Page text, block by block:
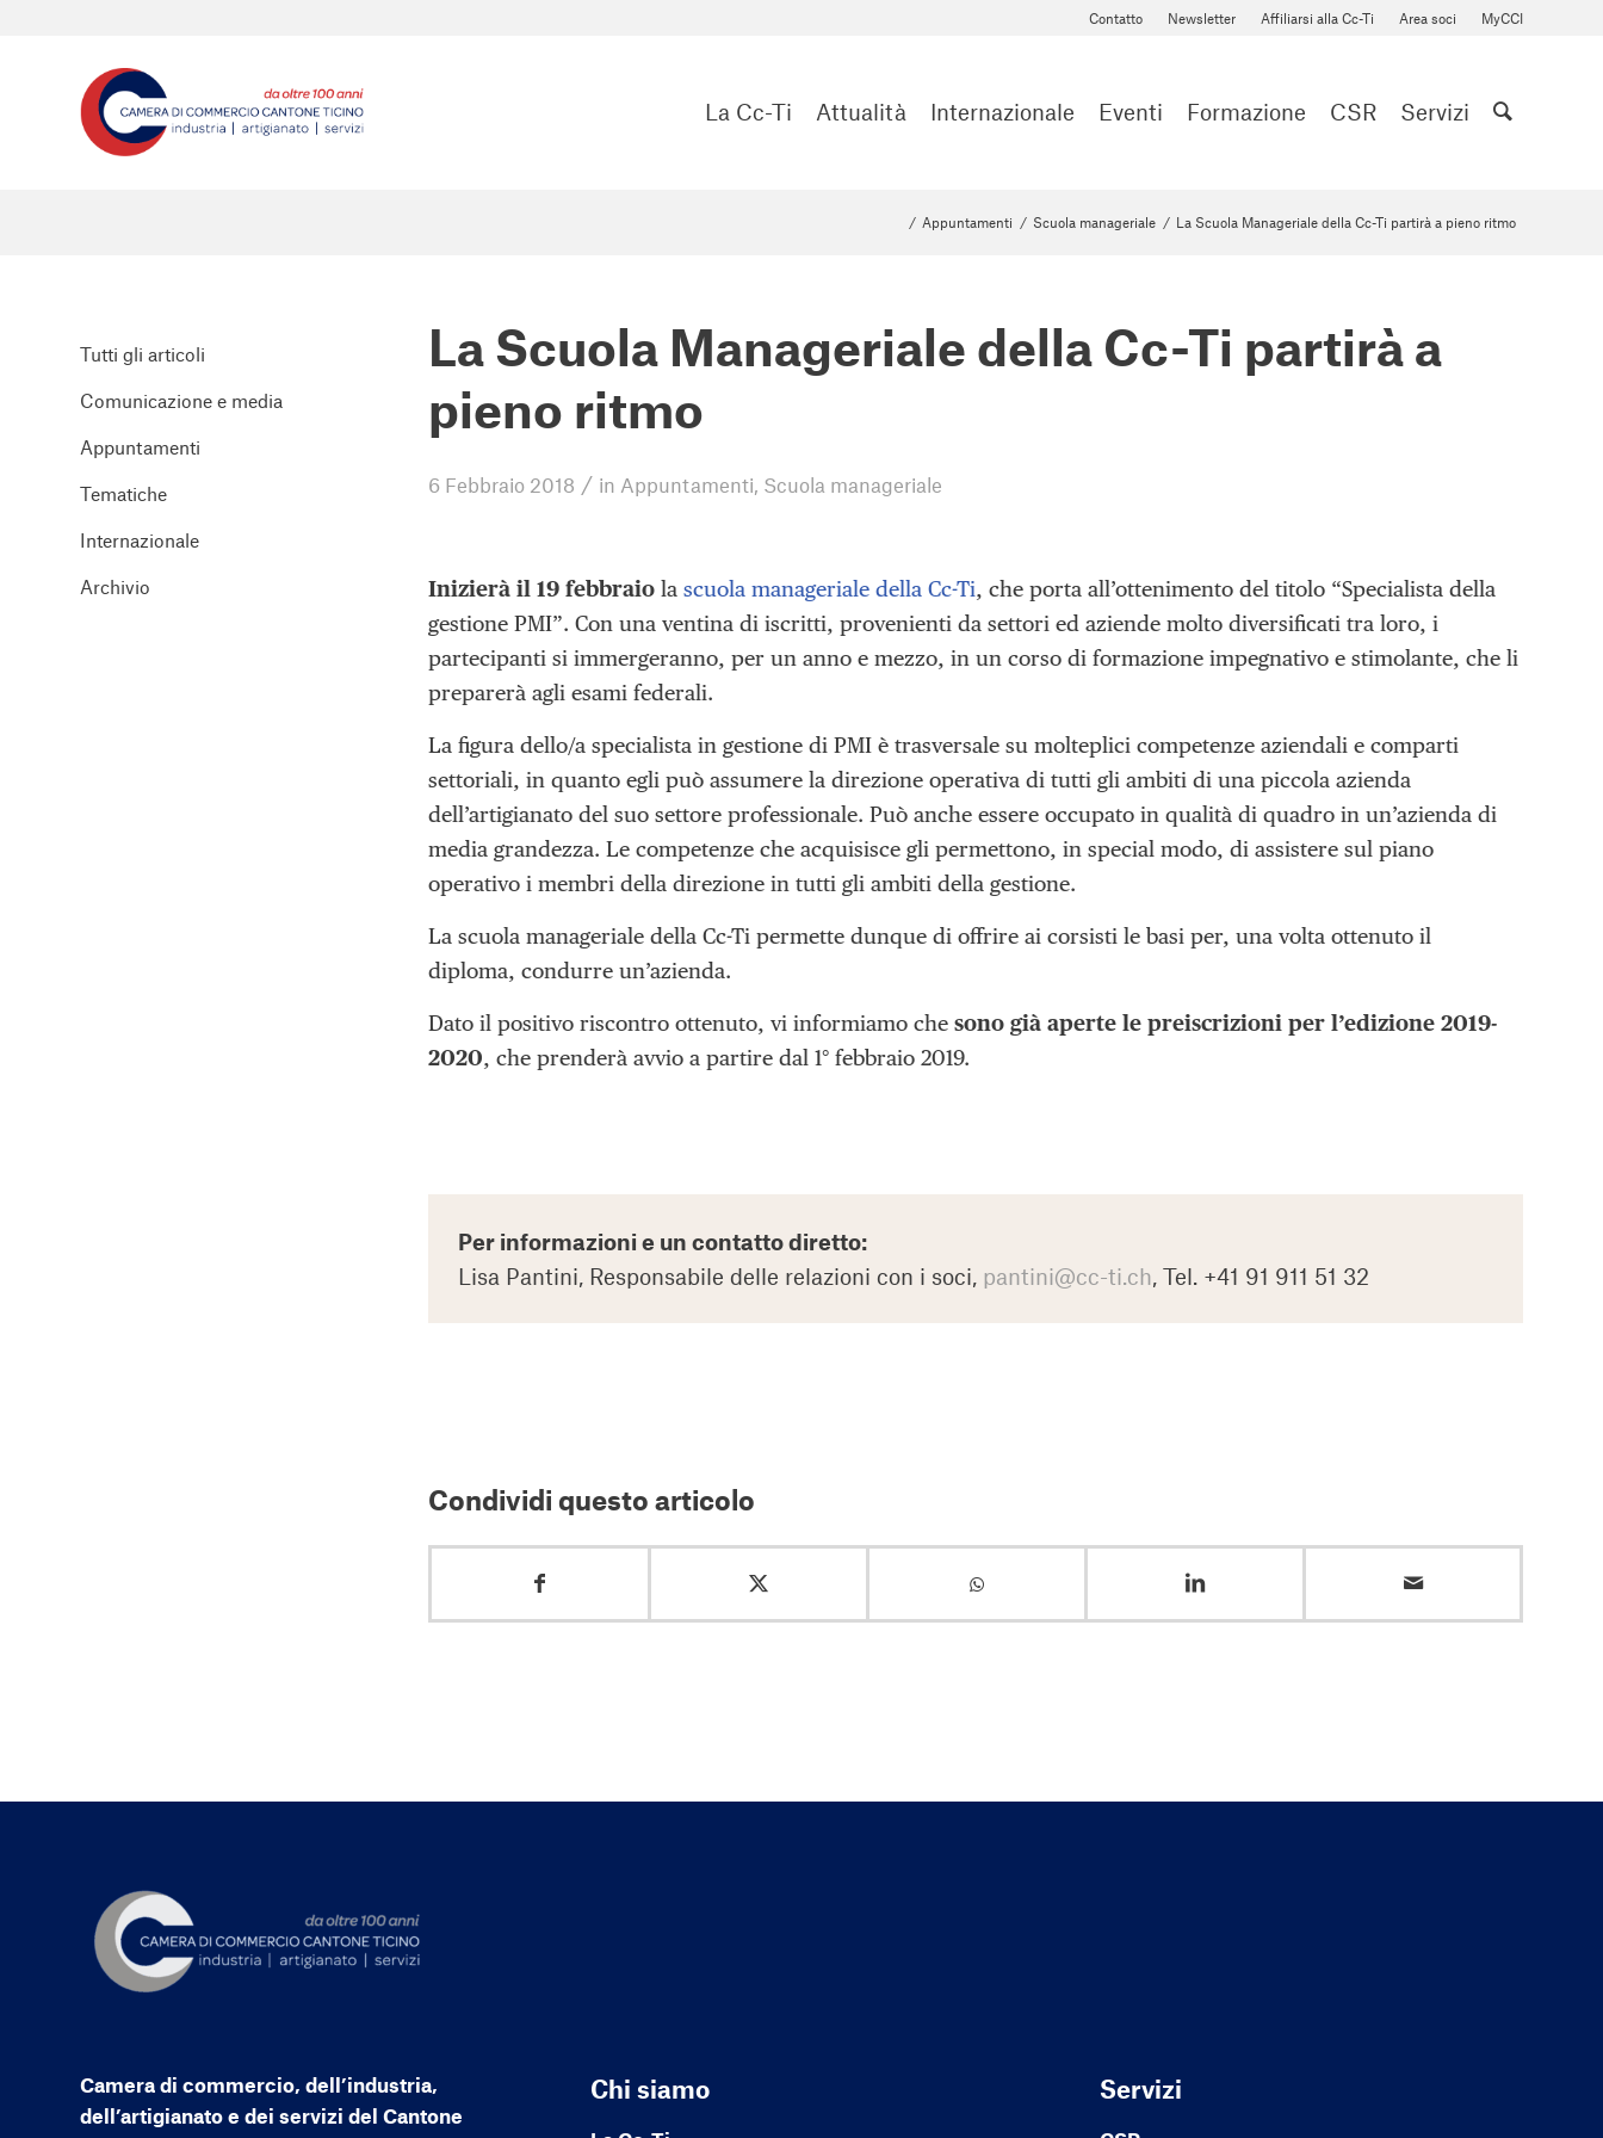
Contatto Newsletter Affiliarsi alla Cc-Ti Area soci MyCCI
La Cc-Ti Attualità Internazionale Eventi Formazione CSR Servizi
/ Appuntamenti / Scuola manageriale / La Scuola Manageriale della Cc-Ti partirà a pieno ritmo
La Scuola Manageriale della Cc-Ti partirà a
pieno ritmo
6 Febbraio 2018 / in Appuntamenti, Scuola manageriale
Inizierà il 19 febbraio la scuola manageriale della Cc-Ti, che porta all’ottenimento del titolo “Specialista della
gestione PMI”. Con una ventina di iscritti, provenienti da settori ed aziende molto diversificati tra loro, i
partecipanti si immergeranno, per un anno e mezzo, in un corso di formazione impegnativo e stimolante, che li
preparerà agli esami federali.
La figura dello/a specialista in gestione di PMI è trasversale su molteplici competenze aziendali e comparti
settoriali, in quanto egli può assumere la direzione operativa di tutti gli ambiti di una piccola azienda
dell’artigianato del suo settore professionale. Può anche essere occupato in qualità di quadro in un’azienda di
media grandezza. Le competenze che acquisisce gli permettono, in special modo, di assistere sul piano
operativo i membri della direzione in tutti gli ambiti della gestione.
La scuola manageriale della Cc-Ti permette dunque di offrire ai corsisti le basi per, una volta ottenuto il
diploma, condurre un’azienda.
Dato il positivo riscontro ottenuto, vi informiamo che sono già aperte le preiscrizioni per l’edizione 2019-
2020, che prenderà avvio a partire dal 1° febbraio 2019.
Per informazioni e un contatto diretto:
Lisa Pantini, Responsabile delle relazioni con i soci, pantini@cc-ti.ch, Tel. +41 91 911 51 32
Condividi questo articolo
Tutti gli articoli
Comunicazione e media
Appuntamenti
Tematiche
Internazionale
Archivio
Camera di commercio, dell’industria,
dell’artigianato e dei servizi del Cantone
Chi siamo Servizi